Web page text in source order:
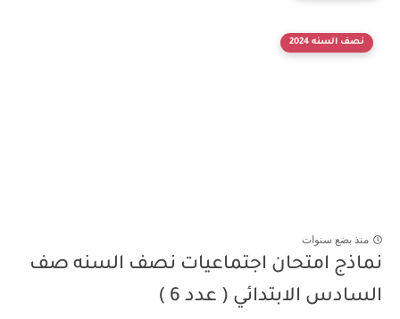
نصف السنه 2024
منذ بضع سنوات
نماذج امتحان اجتماعيات نصف السنه صف
السادس الابتدائي ( عدد 6 )